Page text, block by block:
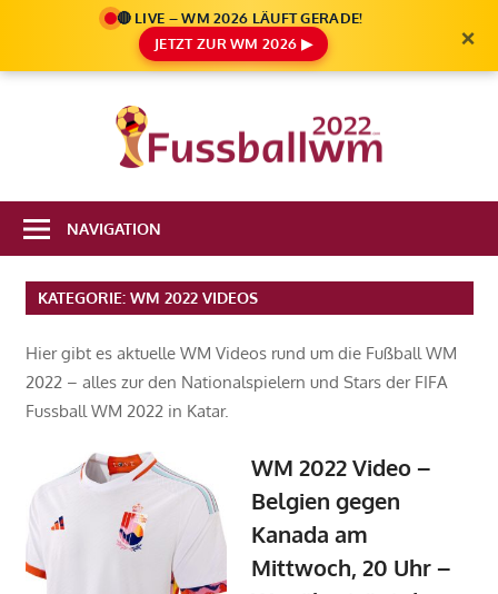
🔴 LIVE – WM 2026 LÄUFT GERADE!
JETZT ZUR WM 2026 ▶
×
2022
Infos
FIFA
Fußball
2022
in
Katar
NAVIGATION
KATEGORIE: WM 2022 VIDEOS
Hier gibt es aktuelle WM Videos rund um die Fußball WM
2022 – alles zur den Nationalspielern und Stars der FIFA
Fussball WM 2022 in Katar.
WM 2022 Video –
Belgien gegen
Kanada am
Mittwoch, 20 Uhr –